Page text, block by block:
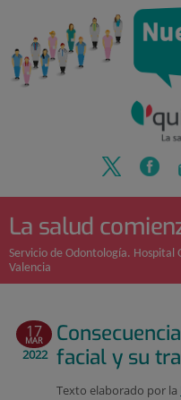
La salud
Servicio de Odontología.
Valencia
17
MAR
2022 facial y su
Texto elaborado por la